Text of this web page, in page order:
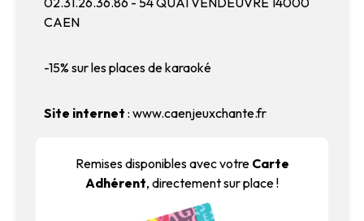
CAEN
-15% sur les places de karaoké
Site internet : www.caenjeuxchante.fr
Remises disponibles avec votre Carte
Adhérent, directement sur place !